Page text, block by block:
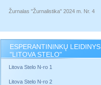
Žurnalas "Žurnalistika" 2024 m. Nr. 4
ESPERANTININKŲ LEIDINYS
"LITOVA STELO"
Litova Stelo N-ro 1
Litova Stelo N-ro 2